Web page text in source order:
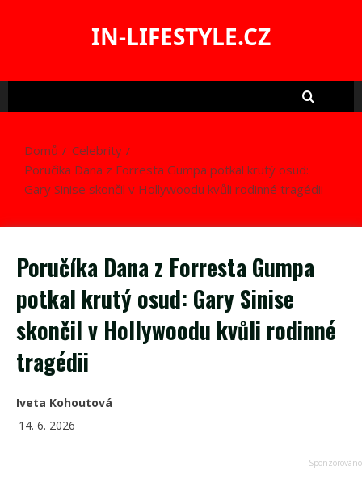
IN-LIFESTYLE.CZ
Domů
Celebrity
Poručíka Dana z Forresta Gumpa potkal krutý osud:
Gary Sinise skončil v Hollywoodu kvůli rodinné tragédii
Poručíka Dana z Forresta Gumpa
potkal krutý osud: Gary Sinise
skončil v Hollywoodu kvůli rodinné
tragédii
Iveta Kohoutová
14. 6. 2026